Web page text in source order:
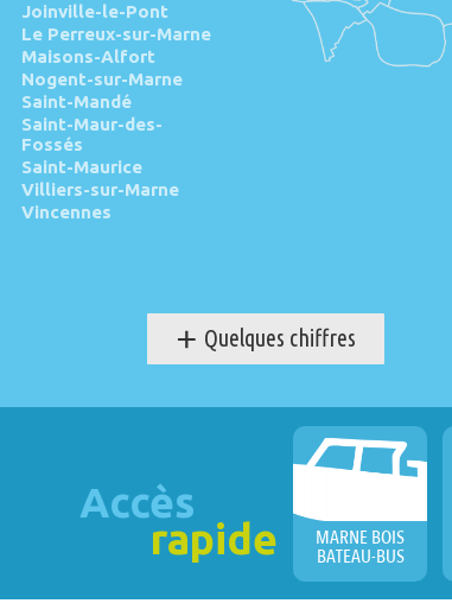
Joinville-le-Pont
Le Perreux-sur-Marne
Maisons-Alfort
Nogent-sur-Marne
Saint-Mandé
Saint-Maur-des-
Fossés
Saint-Maurice
Villiers-sur-Marne
Vincennes
+ Quelques chiffres
Accès
rapide MARNE BOIS
BATEAU-BUS